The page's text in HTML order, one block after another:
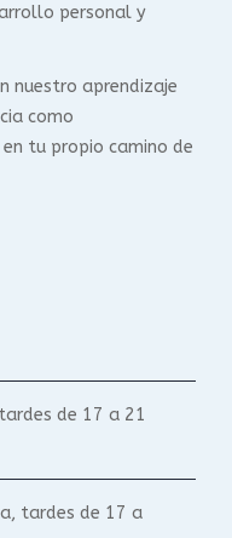
personal y
nuestro aprendizaje
como
tu propio camino de
de 17 a 21
tardes de 17 a